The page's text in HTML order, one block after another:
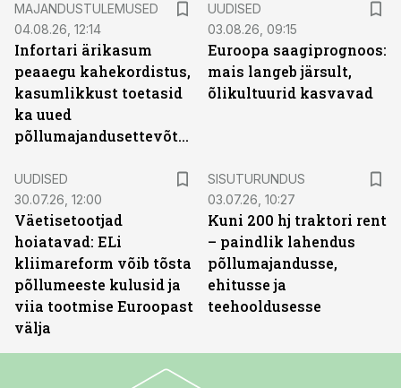
MAJANDUSTULEMUSED
04.08.26, 12:14
Infortari ärikasum
peaaegu kahekordistus,
kasumlikkust toetasid
ka uued
põllumajandusettevõtted
UUDISED
03.08.26, 09:15
Euroopa saagiprognoos:
mais langeb järsult,
õlikultuurid kasvavad
UUDISED
30.07.26, 12:00
Väetisetootjad
hoiatavad: ELi
kliimareform võib tõsta
põllumeeste kulusid ja
viia tootmise Euroopast
välja
SISUTURUNDUS
03.07.26, 10:27
Kuni 200 hj traktori rent
– paindlik lahendus
põllumajandusse,
ehitusse ja
teehooldusesse